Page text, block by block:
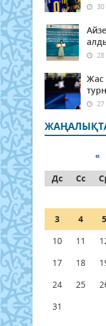
30
28
Жас
27
«
Дс
Сс
3
4 5
10
11
17
18
24
25
31